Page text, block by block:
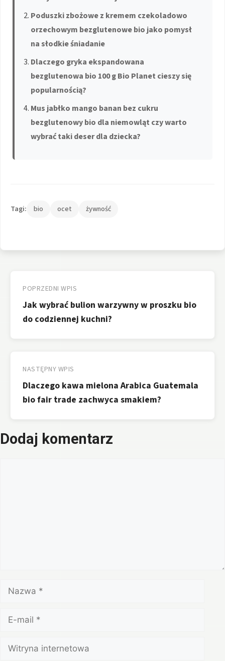
Poduszki zbożowe z kremem czekoladowo
orzechowym bezglutenowe bio jako pomysł
na słodkie śniadanie
Dlaczego gryka ekspandowana
bezglutenowa bio 100 g Bio Planet cieszy się
popularnością?
Mus jabłko mango banan bez cukru
bezglutenowy bio dla niemowląt czy warto
wybrać taki deser dla dziecka?
Tagi: bio ocet żywność
wpisu
POPRZEDNI WPIS
Jak wybrać bulion warzywny w proszku bio
do codziennej kuchni?
NASTĘPNY WPIS
Dlaczego kawa mielona Arabica Guatemala
bio fair trade zachwyca smakiem?
Dodaj komentarz
Nazwa
mail
Witryna
internetowa